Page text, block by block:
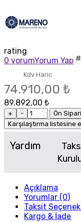
rating
0 yorumYorum Yap
Kdv Haric
74.910,00 ₺
89.892,00 ₺
+ - Ön
Karşılaştırma listesine
Yardım
Açıklama
Yorumlar (0)
Taksit
Kargo & İade